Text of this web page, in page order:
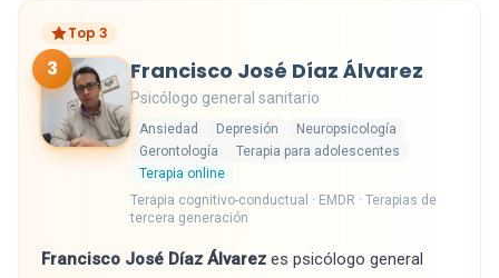
Top 3
3 Francisco José Díaz Álvarez
Psicólogo general sanitario
Ansiedad Depresión
Neuropsicología
Gerontología
Terapia para adolescentes
Terapia online
Terapia cognitivo-conductual · EMDR · Terapias de
tercera generación
Francisco José Díaz Álvarez es psicólogo general